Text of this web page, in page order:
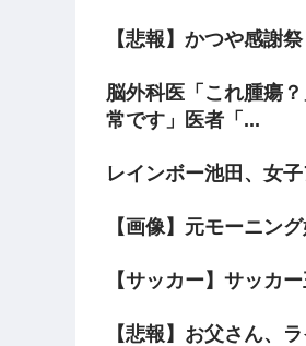
【悲報】かつや感謝
脳外科医「これ腫瘍
常です」医者「...
レインボー池田、女
【画像】元モーニン
【サッカー】サッカ
【悲報】お父さん、